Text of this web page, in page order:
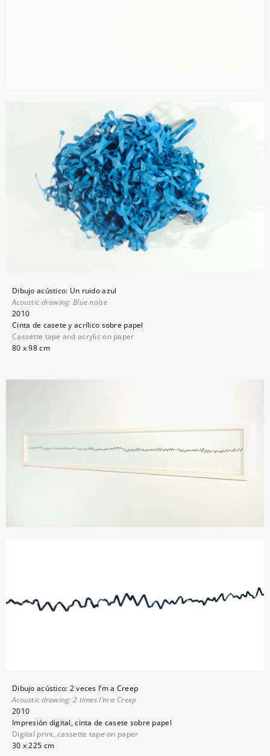
Dibujo acústico: Un ruido azul
Acoustic drawing: Blue noise
2010
Cinta de casete y acrílico sobre papel
Cassette tape and acrylic on paper
80 x 98 cm
Dibujo acústico: 2 veces I’m a Creep
Acoustic drawing: 2 times I’m a Creep
2010
Impresión digital, cinta de casete sobre papel
Digital print, cassette tape on paper
30 x 225 cm